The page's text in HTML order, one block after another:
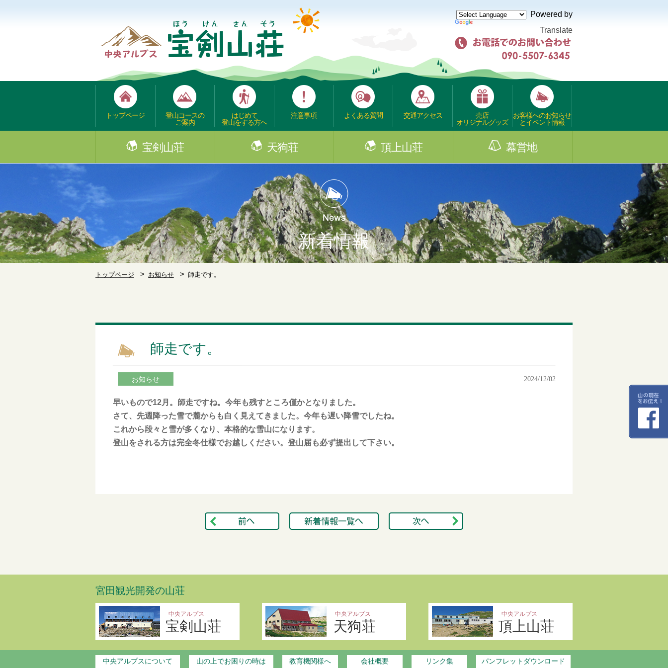
Powered by
Translate
トップページ
登山コースの
ご案内
はじめて
登山をする方へ
注意事項 よくある質問 交通アクセス
売店
オリジナルグッズ
お客様へのお知らせ
とイベント情報
宝剣山荘 天狗荘 頂上山荘 幕営地
新着情報
トップページ お知らせ 師走です。
師走です。
2024/12/02
お知らせ
早いもので12月。師走ですね。今年も残すところ僅かとなりました。
さて、先週降った雪で麓からも白く見えてきました。今年も遅い降雪でしたね。
これから段々と雪が多くなり、本格的な雪山になります。
登山をされる方は完全冬仕様でお越しください。登山届も必ず提出して下さい。
宮田観光開発の山荘
中央アルプス
宝剣山荘
中央アルプス
天狗荘
中央アルプス
頂上山荘
中央アルプスについて 山の上でお困りの時は 教育機関様へ 会社概要 リンク集 パンフレットダウンロード